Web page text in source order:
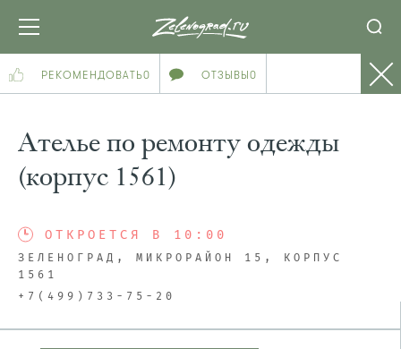
РЕКОМЕНДОВАТЬ0 ОТЗЫВЫ0
Ателье по ремонту одежды
(корпус 1561)
ОТКРОЕТСЯ В 10:00
ЗЕЛЕНОГРАД, МИКРОРАЙОН 15, КОРПУС
1561
+7(499)733-75-20